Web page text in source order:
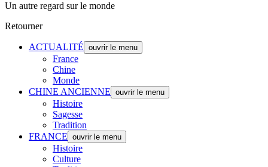
Un autre regard sur le monde
Retourner
ACTUALITÉ ouvrir le menu
France
Chine
Monde
CHINE ANCIENNE ouvrir le menu
Histoire
Sagesse
Tradition
FRANCE ouvrir le menu
Histoire
Culture